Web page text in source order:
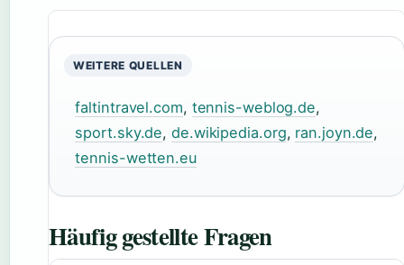
WEITERE QUELLEN
faltintravel.com, tennis-weblog.de,
sport.sky.de,de.wikipedia.org, ran.joyn.de,
tennis-wetten.eu
Häufig gestellte Fragen